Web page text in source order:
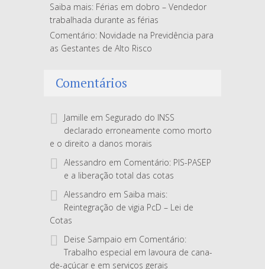
Saiba mais: Férias em dobro – Vendedor
trabalhada durante as férias
Comentário: Novidade na Previdência para
as Gestantes de Alto Risco
Comentários
Jamille em Segurado do INSS
declarado erroneamente como morto
e o direito a danos morais
Alessandro em Comentário: PIS-PASEP
e a liberação total das cotas
Alessandro em Saiba mais:
Reintegração de vigia PcD – Lei de
Cotas
Deise Sampaio em Comentário:
Trabalho especial em lavoura de cana-
de-açúcar e em serviços gerais